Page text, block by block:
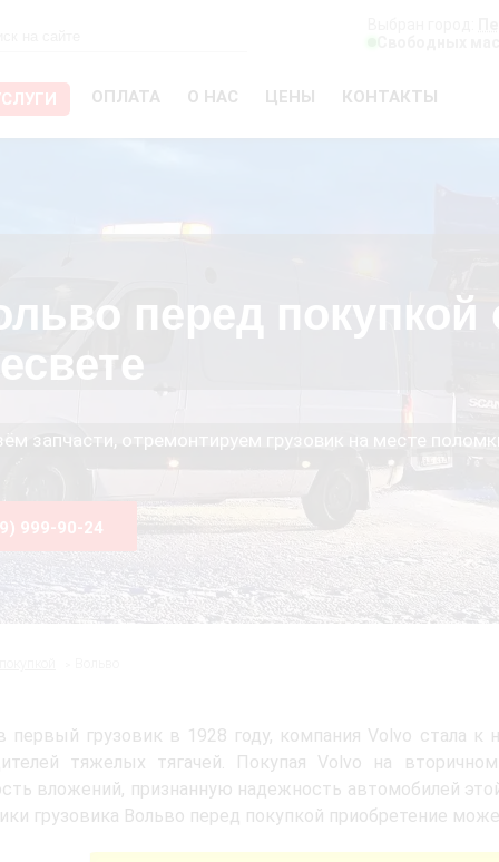
ОПЛАТА О НАС ЦЕНЫ КОНТАКТЫ
перед покупкой
запчасти, отремонтируем грузовик на месте
999-90-24
первый грузовик в 1928 году, компания Volvo стала
тяжелых тягачей. Покупая Volvo на
вложений, признанную надежность автомобилей
грузовика Вольво перед покупкой приобретение